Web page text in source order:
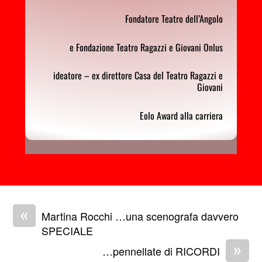
Fondatore Teatro dell’Angolo
e Fondazione Teatro Ragazzi e Giovani Onlus
ideatore – ex direttore Casa del Teatro Ragazzi e
Giovani
Eolo Award alla carriera
«
Martina Rocchi …una scenografa davvero
SPECIALE
»
…pennellate di RICORDI